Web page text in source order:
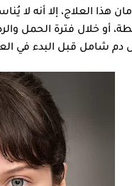
هذا العلاج، إلا أنه لا
أو خلال فترة الحمل
دم شامل قبل البدء في